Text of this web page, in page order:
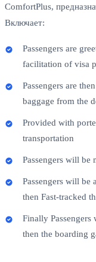
ComfortPlus,
Включает:
Passengers are
facilitation of visa
Passengers are
baggage from the
Provided with
transportation
Passengers will be
Passengers will be
then Fast-tracked
Finally
then the boarding